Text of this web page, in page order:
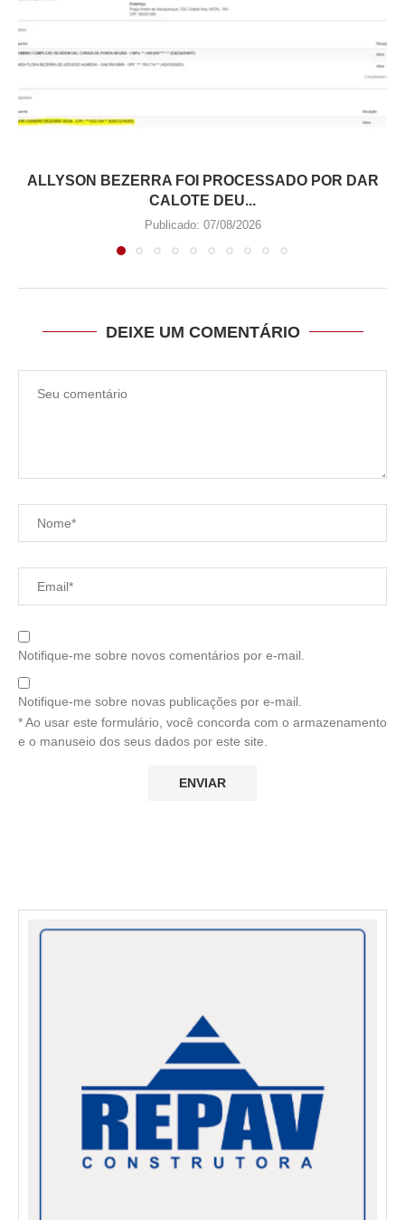
ALLYSON BEZERRA FOI PROCESSADO POR DAR
CALOTE DEU...
Publicado: 07/08/2026
DEIXE UM COMENTÁRIO
Notifique-me sobre novos comentários por e-mail.
Notifique-me sobre novas publicações por e-mail.
* Ao usar este formulário, você concorda com o armazenamento
e o manuseio dos seus dados por este site.